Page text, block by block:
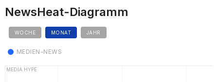
NewsHeat-Diagramm
WOCHE MONAT JAHR
MEDIEN-NEWS